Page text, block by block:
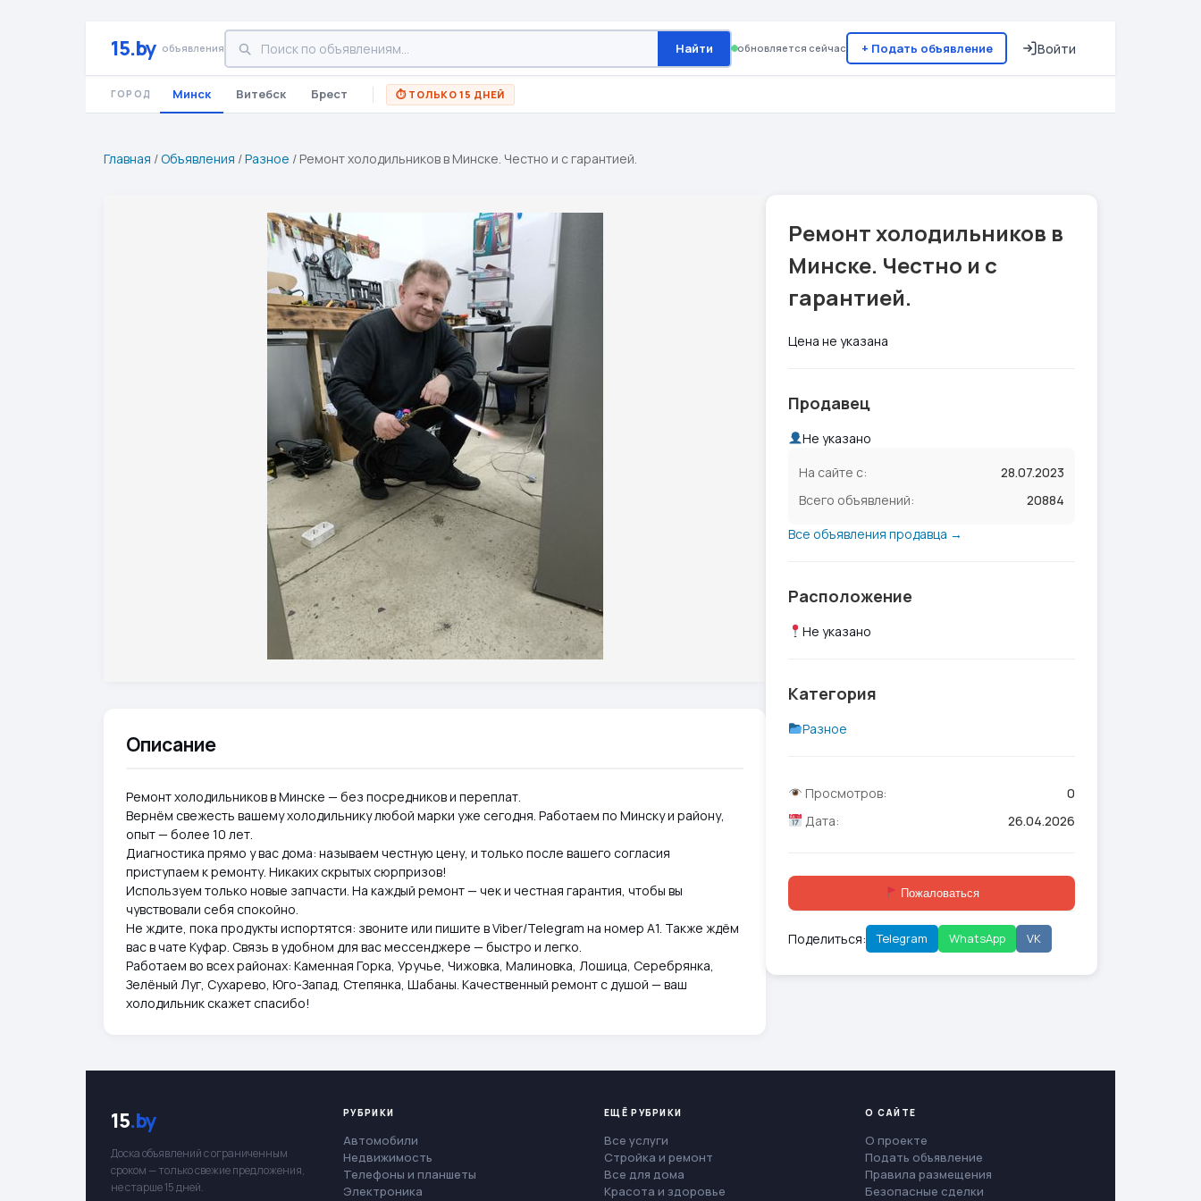
15.by объявления Найти обновляется сейчас + Подать объявление Войти
ГОРОД Минск Витебск Брест ⏱ ТОЛЬКО 15 ДНЕЙ
Главная /Объявления /Разное / Ремонт холодильников в Минске. Честно и с гарантией.
Описание
Ремонт холодильников в Минске — без посредников и переплат. ⠀
Вернём свежесть вашему холодильнику любой марки уже сегодня. Работаем по Минску и району,
опыт — более 10 лет.
Диагностика прямо у вас дома: называем честную цену, и только после вашего согласия
приступаем к ремонту. Никаких скрытых сюрпризов!
Используем только новые запчасти. На каждый ремонт — чек и честная гарантия, чтобы вы
чувствовали себя спокойно.
Не ждите, пока продукты испортятся: звоните или пишите в Viber/Telegram на номер А1. Также ждём
вас в чате Куфар. Связь в удобном для вас мессенджере — быстро и легко. ⠀
Работаем во всех районах: Каменная Горка, Уручье, Чижовка, Малиновка, Лошица, Серебрянка,
Зелёный Луг, Сухарево, Юго-Запад, Степянка, Шабаны. Качественный ремонт с душой — ваш
холодильник скажет спасибо!
Ремонт холодильников в
Минске. Честно и с
гарантией.
Цена не указана
Продавец
Не указано
На сайте с:
28.07.2023
Всего объявлений:
20884
Все объявления продавца →
Расположение
Не указано
Категория
Разное
Просмотров:
0
Дата:
26.04.2026
Пожаловаться
Поделиться: Telegram WhatsApp VK
15.by
Доска объявлений с ограниченным
сроком — только свежие предложения,
не старше 15 дней.
РУБРИКИ
Автомобили
Недвижимость
Телефоны и планшеты
Электроника
ЕЩЁ РУБРИКИ
Все услуги
Стройка и ремонт
Все для дома
Красота и здоровье
О САЙТЕ
О проекте
Подать объявление
Правила размещения
Безопасные сделки